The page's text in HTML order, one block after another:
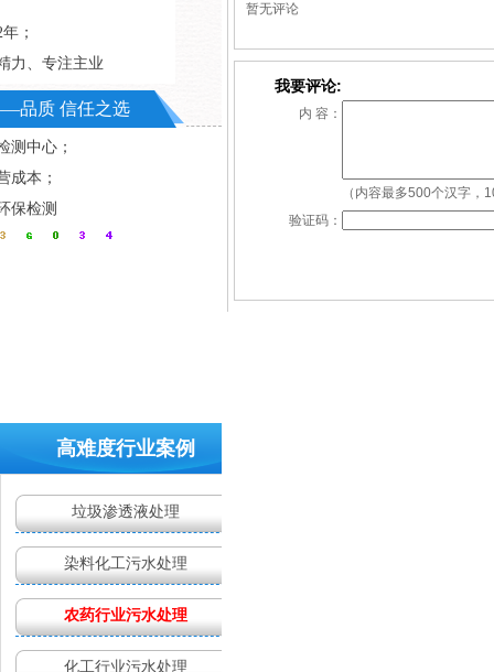
药剂效果不理想
；
力、专注主业
质 信任之选
测中心；
成本；
保检测
高难度行业案例
垃圾渗透液处理
染料化工污水处理
农药行业污水处理
化工行业污水处理
暂无评论
我要评论:
内 容：
（内容最多500个汉字，
验证码：